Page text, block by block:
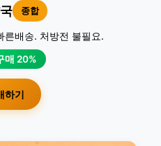
종합
른배송. 처방전 불필요.
매 20%
하기